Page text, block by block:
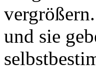
und sie